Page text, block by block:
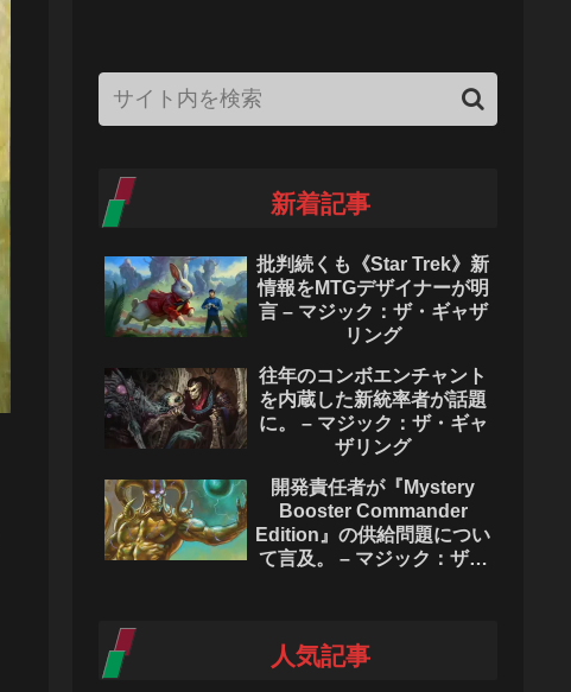
新着記事
批判続くも《Star Trek》新
情報をMTGデザイナーが明
言 – マジック：ザ・ギャザ
リング
往年のコンボエンチャント
を内蔵した新統率者が話題
に。 – マジック：ザ・ギャ
ザリング
開発責任者が『Mystery
Booster Commander
Edition』の供給問題につい
て言及。 – マジック：ザ・
人気記事